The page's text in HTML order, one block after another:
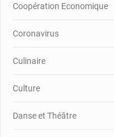
Coopération Economique
Coronavirus
Culinaire
Culture
Danse et Théâtre